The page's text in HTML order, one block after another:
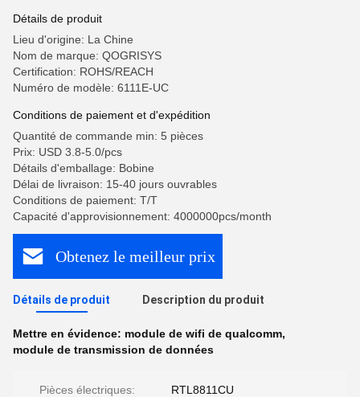
Détails de produit
Lieu d'origine: La Chine
Nom de marque: QOGRISYS
Certification: ROHS/REACH
Numéro de modèle: 6111E-UC
Conditions de paiement et d'expédition
Quantité de commande min: 5 pièces
Prix: USD 3.8-5.0/pcs
Détails d'emballage: Bobine
Délai de livraison: 15-40 jours ouvrables
Conditions de paiement: T/T
Capacité d'approvisionnement: 4000000pcs/month
Obtenez le meilleur prix
Détails de produit Description du produit
Mettre en évidence: module de wifi de qualcomm,
module de transmission de données
Pièces électriques: RTL8811CU